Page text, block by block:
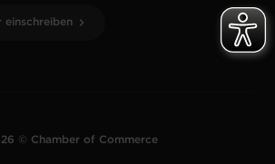
einschreiben
© Chamber of Commerce